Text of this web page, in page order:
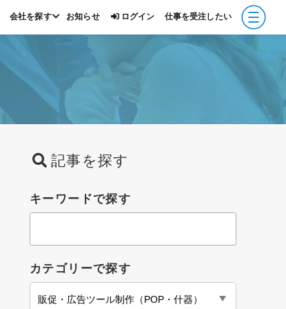
会社を探す お知らせ ログイン 仕事を受注したい
記事を探す
キーワードで探す
カテゴリーで探す